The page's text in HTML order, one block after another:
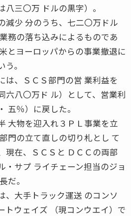
三〇万 ドルの黒字）。
減少 分のうち、七二〇万ドル
務の落ち込みによるものであ
とヨーロッパからの事業撤退に
。
、ＳＣＳ部門の営 業利益を
六八〇万ド ル）として、営業利
五％）に戻した。
大物を迎入れ３ＰＬ事業を立
の立て直しの切り札とし て
現在、ＳＣＳと ＤＣＣの両部
・サプ ライチェーン担当のジョ
だ。
大手トラック運送 のコンソ
トウェイズ （現コンウエイ）で